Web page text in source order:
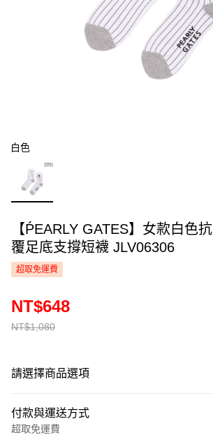
白色
【ṔEARLY GATES】女款白色
覆足底支撐短襪 JLV06306
超取免運費
NT$1,080
NT$648
請選擇商品選項
付款與運送方式
超取免運費